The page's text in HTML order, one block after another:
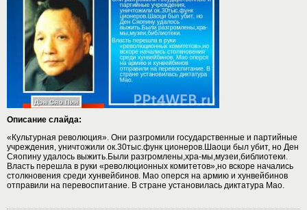
Описание слайда:
«Культурная революция». Они разгромили государственные и партийные
учреждения, уничтожили ок.30тыс.функ ционеров.Шаоци был убит, но Ден
Сяопину удалось выжить.Были разгромлены,хра-мы,музеи,библиотеки.
Власть перешла в руки «революционных комитетов»,но вскоре начались
столкновения среди хунвейбинов. Мао оперся на армию и хунвейбинов
отправили на перевоспитание. В стране установилась диктатура Мао.